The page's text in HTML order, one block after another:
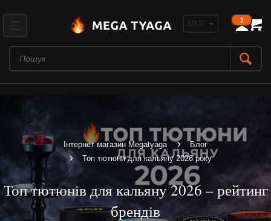
1
Інтернет магазин Megatyaga
Блог
Топ тютюни для кальяну 2026 року
Топ тютюнів для кальяну 2026 – рейтинг
брендів